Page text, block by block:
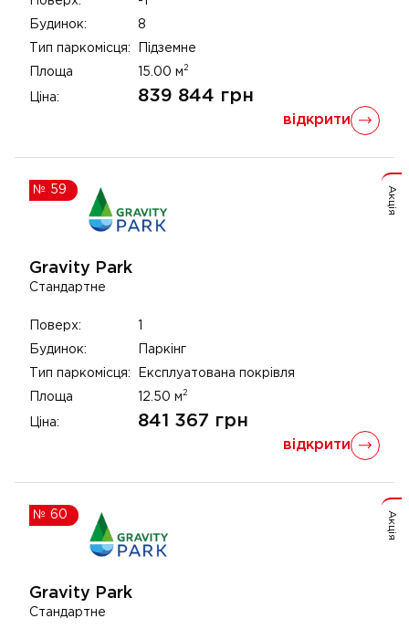
Будинок: 8
Тип паркомісця: Підземне
Площа 15.00 м 2
Ціна: 839 844 грн
відкрити
Акція
№ 59
Gravity Park
Стандартне
Поверх:
Будинок: Паркінг
Тип паркомісця: Експлуатована покрівля
Площа 12.50 м 2
Ціна: 841 367 грн
відкрити
Акція
№ 60
Gravity Park
Стандартне